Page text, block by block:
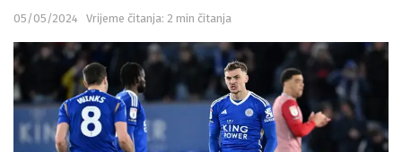
05/05/2024 Vrijeme čitanja: 2 min čitanja